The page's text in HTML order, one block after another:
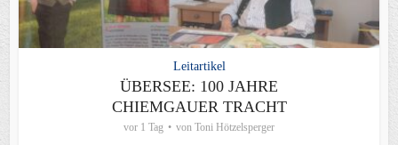
Leitartikel
ÜBERSEE: 100 JAHRE
CHIEMGAUER TRACHT
vor 1 Tag von Toni Hötzelsperger